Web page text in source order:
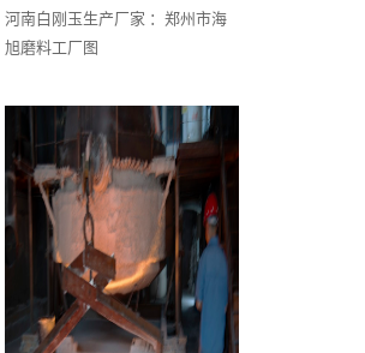
河南白刚玉生产厂家 ：郑州市海
旭磨料工厂图